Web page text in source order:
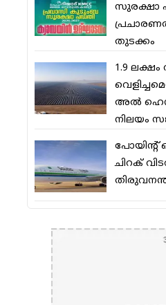
സുരക്ഷാ
തുടക്കം
1.9
അല്‍
നിലയം
ചിറക്